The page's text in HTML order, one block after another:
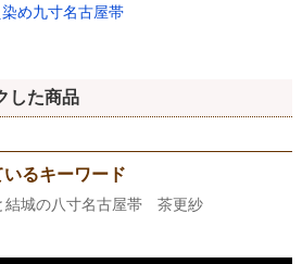
染め九寸名古屋帯
した商品
るキーワード
結城の八寸名古屋帯 茶更紗